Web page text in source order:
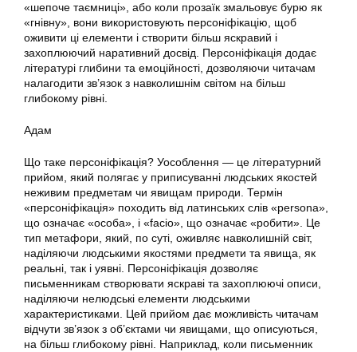
«шепоче таємниці», або коли прозаїк змальовує бурю як
«гнівну», вони використовують персоніфікацію, щоб
оживити ці елементи і створити більш яскравий і
захоплюючий наративний досвід. Персоніфікація додає
літературі глибини та емоційності, дозволяючи читачам
налагодити зв’язок з навколишнім світом на більш
глибокому рівні.
Адам
Що таке персоніфікація? Уособлення — це літературний
прийом, який полягає у приписуванні людських якостей
неживим предметам чи явищам природи. Термін
«персоніфікація» походить від латинських слів «persona»,
що означає «особа», і «facio», що означає «робити». Це
тип метафори, який, по суті, оживляє навколишній світ,
наділяючи людськими якостями предмети та явища, як
реальні, так і уявні. Персоніфікація дозволяє
письменникам створювати яскраві та захоплюючі описи,
наділяючи нелюдські елементи людськими
характеристиками. Цей прийом дає можливість читачам
відчути зв’язок з об’єктами чи явищами, що описуються,
на більш глибокому рівні. Наприклад, коли письменник